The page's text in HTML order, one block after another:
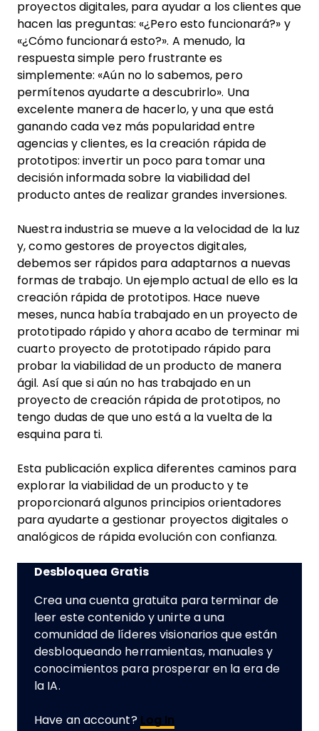
proyectos digitales, para ayudar a los clientes que
hacen las preguntas: «¿Pero esto funcionará?» y
«¿Cómo funcionará esto?». A menudo, la
respuesta simple pero frustrante es
simplemente: «Aún no lo sabemos, pero
permítenos ayudarte a descubrirlo». Una
excelente manera de hacerlo, y una que está
ganando cada vez más popularidad entre
agencias y clientes, es la creación rápida de
prototipos: invertir un poco para tomar una
decisión informada sobre la viabilidad del
producto antes de realizar grandes inversiones.
Nuestra industria se mueve a la velocidad de la luz
y, como gestores de proyectos digitales,
debemos ser rápidos para adaptarnos a nuevas
formas de trabajo. Un ejemplo actual de ello es la
creación rápida de prototipos. Hace nueve
meses, nunca había trabajado en un proyecto de
prototipado rápido y ahora acabo de terminar mi
cuarto proyecto de prototipado rápido para
probar la viabilidad de un producto de manera
ágil. Así que si aún no has trabajado en un
proyecto de creación rápida de prototipos, no
tengo dudas de que uno está a la vuelta de la
esquina para ti.
Esta publicación explica diferentes caminos para
explorar la viabilidad de un producto y te
proporcionará algunos principios orientadores
para ayudarte a gestionar proyectos digitales o
analógicos de rápida evolución con confianza.
Desbloquea Gratis
Crea una cuenta gratuita para terminar de
leer este contenido y unirte a una
comunidad de líderes visionarios que están
desbloqueando herramientas, manuales y
conocimientos para prosperar en la era de
la IA.
Have an account? Log In